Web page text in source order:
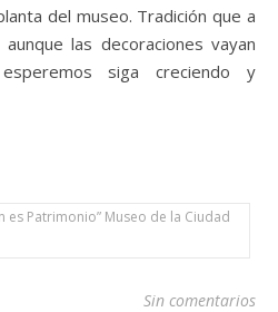
del museo. Tradición que a
las decoraciones vayan
siga creciendo y
es Patrimonio” Museo de la Ciudad
Sin comentarios